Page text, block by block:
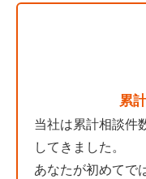
累
当社は累計相談件
してきました。
あなたが初めてで